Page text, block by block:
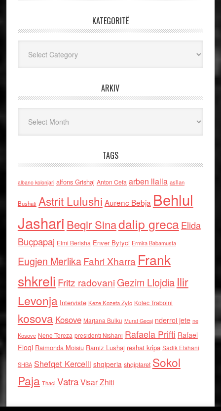
KATEGORITË
ARKIV
TAGS
albano kolonjari alfons Grishaj Anton Cefa arben llalla asllan
Bushati Astrit Lulushi Aurenc Bebja Behlul
Jashari Beqir Sinadalip grecaElida
Buçpapaj Elmi Berisha Enver Bytyci Ermira Babamusta
Eugjen MerlikaFahri Xharra Frank
shkreli Fritz radovaniGezim Llojdia Ilir
Levonja Interviste Keze Kozeta Zylo Kolec Traboini
kosova Kosove Marjana Bulku Murat Gecaj nderroi jete ne
Kosove Nene Tereza presidenti Nishani Rafaela Prifti Rafael
Floqi Raimonda Moisiu Ramiz Lushaj reshat kripa Sadik Elshani
SHBA Shefqet Kercelli shqiperia shqiptaret Sokol
Paja Thaci VatraVisar Zhiti